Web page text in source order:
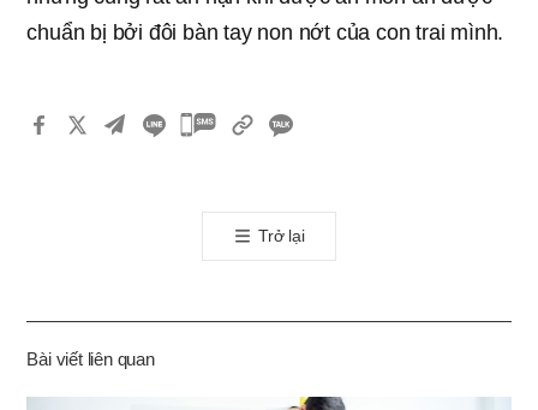
chuẩn bị bởi đôi bàn tay non nớt của con trai mình.
카
톡
공
기
Trở lại
Bài viết liên quan